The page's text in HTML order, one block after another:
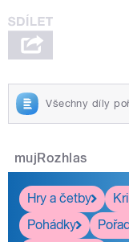
Všechny díly
mujRozhlas
Hry a četby
Pohádky